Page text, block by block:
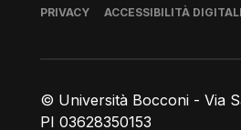
© Università Bocconi - Via
PI 03628350153
Piè di pagina
PRIVACY ACCESSIBILITÀ